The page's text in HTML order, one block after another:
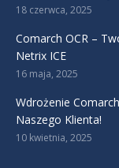
18 czerwca, 2025
Comarch OCR –
Netrix ICE
16 maja, 2025
Wdrożenie
Naszego Klienta!
10 kwietnia, 2025